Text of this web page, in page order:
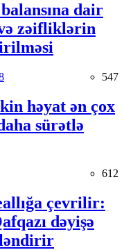
dair
zəifliklərin
547
həyat ən çox
sürətlə
612
çevrilir:
dəyişə